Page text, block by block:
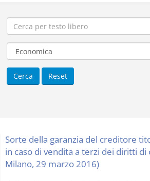
Sorte della garanzia del creditore
in caso di vendita a terzi dei diritti di
Milano, 29 marzo 2016)